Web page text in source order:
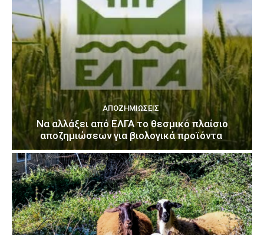
ΑΠΟΖΗΜΙΏΣΕΙΣ
Να αλλάξει από ΕΛΓΑ το θεσμικό πλαίσιο
αποζημιώσεων για βιολογικά προϊόντα